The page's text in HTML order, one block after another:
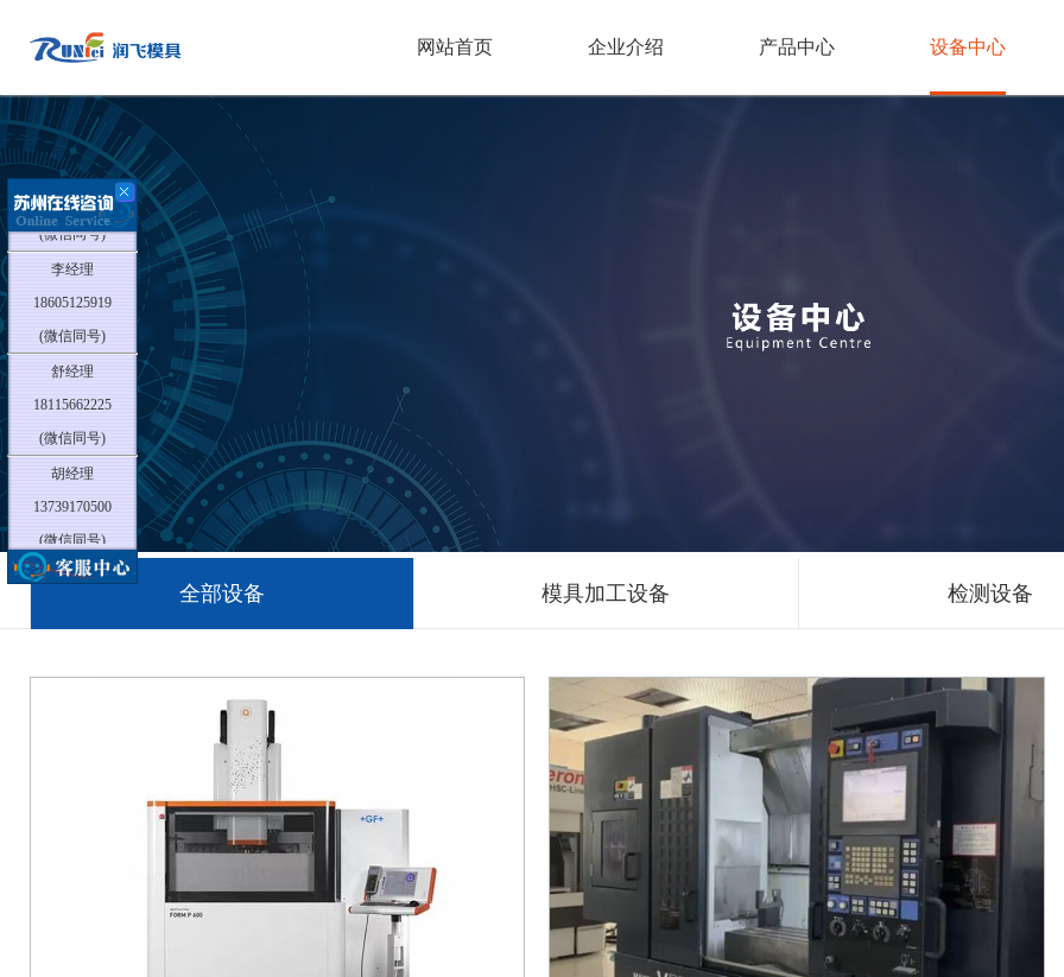
网站首页 企业介绍 产品中心 设备中心
全部设备 模具加工设备 检测设备
胡经理
13739170500
(微信同号)
李经理
18605125919
舒经理
18115662225
胡经理
13739170500
李经理
18605125919